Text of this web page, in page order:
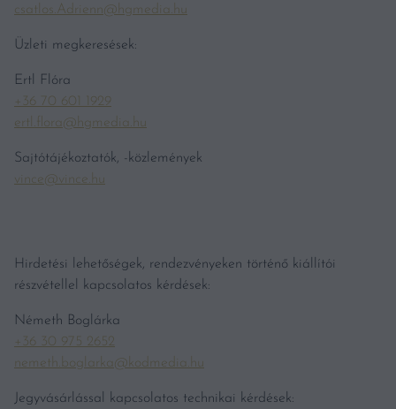
csatlos.Adrienn@hgmedia.hu
Üzleti megkeresések:
Ertl Flóra
+36 70 601 1929
ertl.flora@hgmedia.hu
Sajtótájékoztatók, -közlemények
vince@vince.hu
Hirdetési lehetőségek, rendezvényeken történő kiállítói
részvétellel kapcsolatos kérdések:
Németh Boglárka
+36 30 975 2652
nemeth.boglarka@kodmedia.hu
Jegyvásárlással kapcsolatos technikai kérdések: